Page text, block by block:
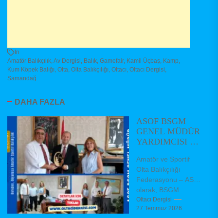
In
Amatör Balıkçılık Av Dergisi Balık Gamefair, Kamil Üçbaş Kamp
Kum Köpek Balığı Olta Olta Balıkçılığı Oltacı Oltacı Dergisi
Samandağ
DAHA FAZLA
ASOF BSGM
GENEL MÜDÜR
YARDIMCISI VE
BAŞKANLARINI
ZİYARET ETTİ
Amatör ve Sportif
Olta Balıkçılığı
Federasyonu – ASOF
olarak, BSGM
Balıkçılık ve Su
Ürünleri Genel Müdür
Oltacı Dergisi
27 Temmuz 2026